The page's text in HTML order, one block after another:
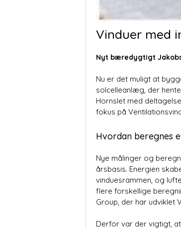
Vinduer med
Nyt bæredygtigt
Nu er det muligt at
sol­celleanlæg, der
Hornslet med
fokus på
Hvordan beregnes
Nye målinger og
årsbasis. Energien
vindues­rammen, og
flere for­skellige
Group, der har udviklet
Derfor var der vigtigt,